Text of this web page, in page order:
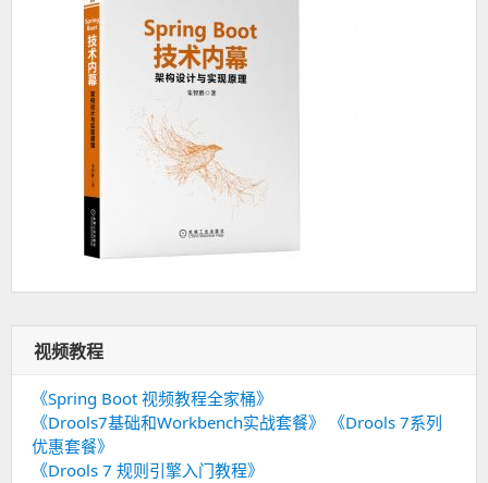
视频教程
《Spring Boot 视频教程全家桶》
《Drools7基础和Workbench实战套餐》
《Drools 7系列
优惠套餐》
《Drools 7 规则引擎入门教程》